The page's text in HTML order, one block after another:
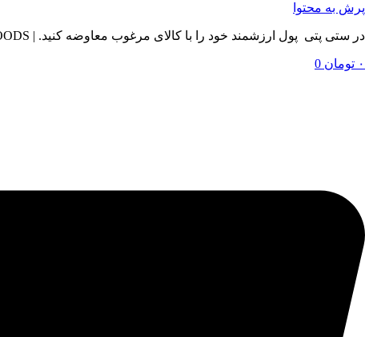
پرش به محتوا
در ستی پتی پول ارزشمند خود را با کالای مرغوب معاوضه کنید. | BY SETIPETI , EXCHANGE YOUR VALUABLE MONEY WITH QUALITY GOODS
۰ تومان 0